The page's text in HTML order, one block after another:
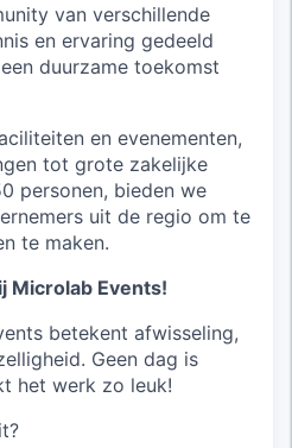
van verschillende
en ervaring gedeeld
duurzame toekomst
en evenementen,
tot grote zakelijke
personen, bieden we
uit de regio om te
te maken.
Microlab Events!
betekent afwisseling,
Geen dag is
het werk zo leuk!